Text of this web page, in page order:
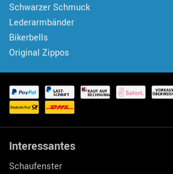
Schwarzer Schmuck
Lederarmbänder
Bikerbells
Original Zippos
Interessantes
Schaufenster